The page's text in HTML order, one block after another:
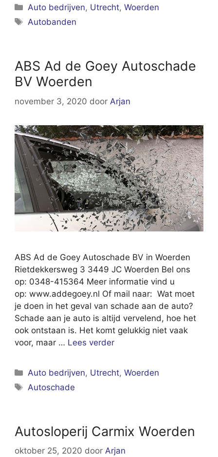
Categorieën
Auto bedrijven, Utrecht,Woerden
Tags
Autobanden
ABS Ad de Goey Autoschade
BV Woerden
november 3, 2020 door Arjan
ABS Ad de Goey Autoschade BV in Woerden
Rietdekkersweg 3 3449 JC Woerden Bel ons
op: 0348-415364 Meer informatie vind u
op: www.addegoey.nl Of mail naar: Wat moet
je doen in het geval van schade aan de auto?
Schade aan je auto is altijd vervelend, hoe het
ook ontstaan is. Het komt gelukkig niet vaak
voor, maar … Lees verder
Categorieën
Auto bedrijven, Utrecht,Woerden
Tags
Autoschade
Autosloperij Carmix Woerden
oktober 25, 2020 door Arjan